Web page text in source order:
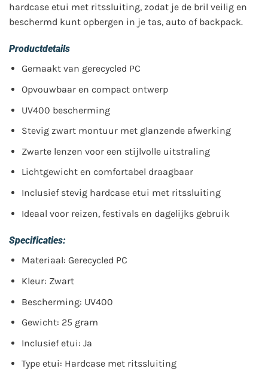
hardcase etui met ritssluiting, zodat je de bril veilig en
beschermd kunt opbergen in je tas, auto of backpack.
Productdetails
Gemaakt van gerecycled PC
Opvouwbaar en compact ontwerp
UV400 bescherming
Stevig zwart montuur met glanzende afwerking
Zwarte lenzen voor een stijlvolle uitstraling
Lichtgewicht en comfortabel draagbaar
Inclusief stevig hardcase etui met ritssluiting
Ideaal voor reizen, festivals en dagelijks gebruik
Specificaties:
Materiaal: Gerecycled PC
Kleur: Zwart
Bescherming: UV400
Gewicht: 25 gram
Inclusief etui: Ja
Type etui: Hardcase met ritssluiting